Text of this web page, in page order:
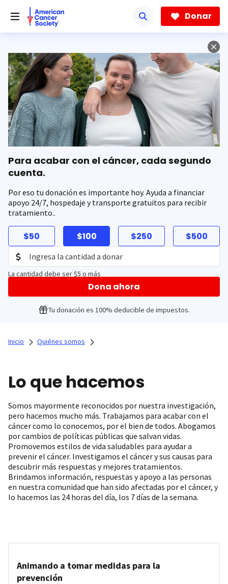
hacia
contenido
Donar
Para acabar con el cáncer, cada segundo
cuenta.
Por eso tu donación es importante hoy. Ayuda a financiar
apoyo 24/7, hospedaje y transporte gratuitos para recibir
tratamiento..
$50 $100 $250 $500
La cantidad debe ser $5 o más
Dona ahora
Tu donación es 100% deducible de impuestos.
Inicio Quiénes somos
Lo que hacemos
Somos mayormente reconocidos por nuestra investigación,
pero hacemos mucho más. Trabajamos para acabar con el
cáncer como lo conocemos, por el bien de todos. Abogamos
por cambios de políticas públicas que salvan vidas.
Promovemos estilos de vida saludables para ayudar a
prevenir el cáncer. Investigamos el cáncer y sus causas para
descubrir más respuestas y mejores tratamientos.
Brindamos información, respuestas y apoyo a las personas
en nuestra comunidad que han sido afectadas por el cáncer, y
lo hacemos las 24 horas del día, los 7 días de la semana.
Animando a tomar medidas para la
prevención